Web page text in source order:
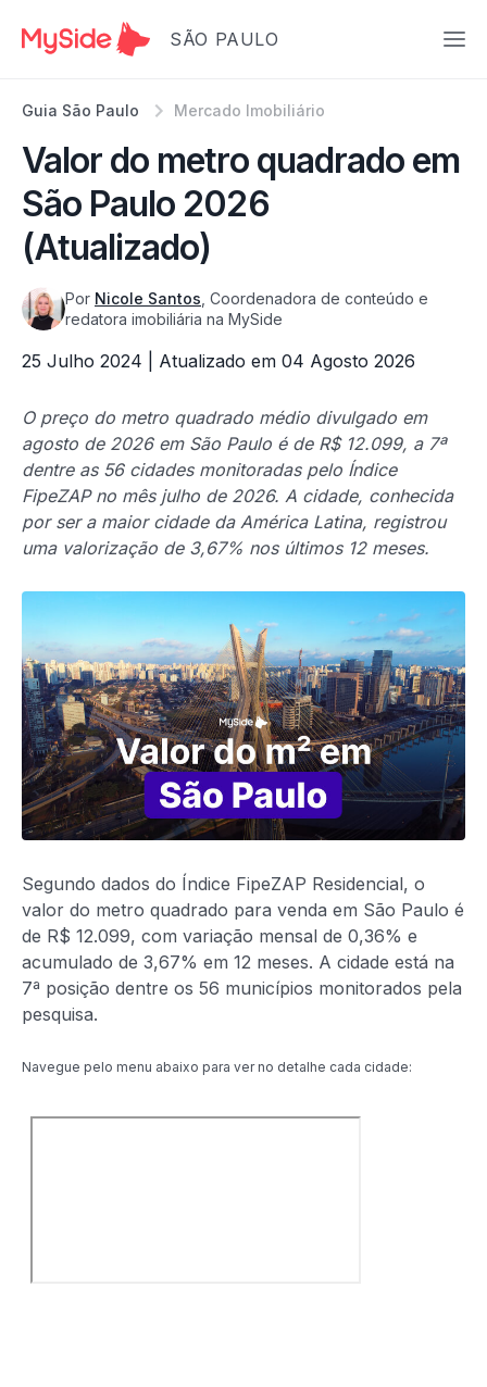
SÃO PAULO
Guia São Paulo Mercado Imobiliário
Valor do metro quadrado em
São Paulo 2026
(Atualizado)
Por Nicole Santos , Coordenadora de conteúdo e
redatora imobiliária na MySide
25 Julho 2024 | Atualizado em 04 Agosto 2026
O preço do metro quadrado médio divulgado em
agosto de 2026 em São Paulo é de R$ 12.099, a 7ª
dentre as 56 cidades monitoradas pelo Índice
FipeZAP no mês julho de 2026. A cidade, conhecida
por ser a maior cidade da América Latina, registrou
uma valorização de 3,67% nos últimos 12 meses.
Segundo dados do Índice FipeZAP Residencial, o
valor do metro quadrado para venda em São Paulo é
de R$ 12.099, com variação mensal de 0,36% e
acumulado de 3,67% em 12 meses. A cidade está na
7ª posição dentre os 56 municípios monitorados pela
pesquisa.
Navegue pelo menu abaixo para ver no detalhe cada cidade: